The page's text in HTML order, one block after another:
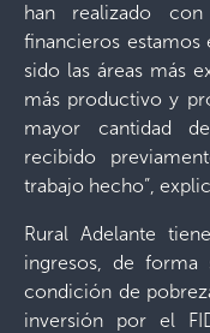
han realizado
financieros estamos
sido las áreas más
más productivo y
mayor cantidad
recibido
trabajo hecho”,
Rural Adelante
ingresos, de forma
condición de
inversión por el